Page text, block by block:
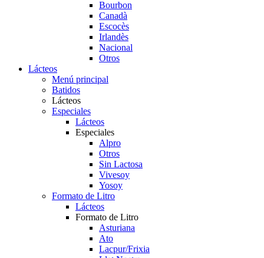
Bourbon
Canadà
Escocès
Irlandès
Nacional
Otros
Lácteos
Menú principal
Batidos
Lácteos
Especiales
Lácteos
Especiales
Alpro
Otros
Sin Lactosa
Vivesoy
Yosoy
Formato de Litro
Lácteos
Formato de Litro
Asturiana
Ato
Lacpur/Frixia